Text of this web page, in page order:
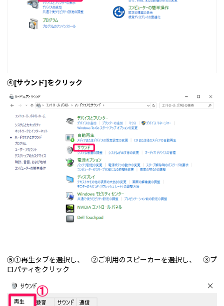
④[サウンド]をクリック
⑤①再生タブを選択し、 ②ご利用のスピーカーを選択し、 ③プ
ロパティをクリック